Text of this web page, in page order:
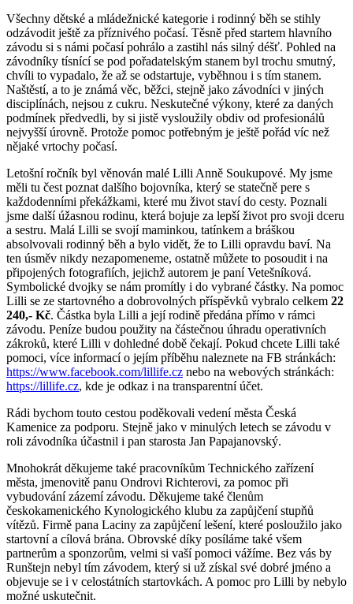
Všechny dětské a mládežnické kategorie i rodinný běh se stihly
odzávodit ještě za příznivého počasí. Těsně před startem hlavního
závodu si s námi počasí pohrálo a zastihl nás silný déšť. Pohled na
závodníky tísnící se pod pořadatelským stanem byl trochu smutný,
chvíli to vypadalo, že až se odstartuje, vyběhnou i s tím stanem.
Naštěstí, a to je známá věc, běžci, stejně jako závodníci v jiných
disciplínách, nejsou z cukru. Neskutečné výkony, které za daných
podmínek předvedli, by si jistě vysloužily obdiv od profesionálů
nejvyšší úrovně. Protože pomoc potřebným je ještě pořád víc než
nějaké vrtochy počasí.
Letošní ročník byl věnován malé Lilli Anně Soukupové. My jsme
měli tu čest poznat dalšího bojovníka, který se statečně pere s
každodenními překážkami, které mu život staví do cesty. Poznali
jsme další úžasnou rodinu, která bojuje za lepší život pro svoji dceru
a sestru. Malá Lilli se svojí maminkou, tatínkem a bráškou
absolvovali rodinný běh a bylo vidět, že to Lilli opravdu baví. Na
ten úsměv nikdy nezapomeneme, ostatně můžete to posoudit i na
připojených fotografiích, jejichž autorem je paní Vetešníková.
Symbolické dvojky se nám promítly i do vybrané částky. Na pomoc
Lilli se ze startovného a dobrovolných příspěvků vybralo celkem 22
240,- Kč. Částka byla Lilli a její rodině předána přímo v rámci
závodu. Peníze budou použity na částečnou úhradu operativních
zákroků, které Lilli v dohledné době čekají. Pokud chcete Lilli také
pomoci, více informací o jejím příběhu naleznete na FB stránkách:
https://www.facebook.com/lillife.cz nebo na webových stránkách:
https://lillife.cz, kde je odkaz i na transparentní účet.
Rádi bychom touto cestou poděkovali vedení města Česká
Kamenice za podporu. Stejně jako v minulých letech se závodu v
roli závodníka účastnil i pan starosta Jan Papajanovský.
Mnohokrát děkujeme také pracovníkům Technického zařízení
města, jmenovitě panu Ondrovi Richterovi, za pomoc při
vybudování zázemí závodu. Děkujeme také členům
českokamenického Kynologického klubu za zapůjčení stupňů
vítězů. Firmě pana Laciny za zapůjčení lešení, které posloužilo jako
startovní a cílová brána. Obrovské díky posíláme také všem
partnerům a sponzorům, velmi si vaší pomoci vážíme. Bez vás by
Runštejn nebyl tím závodem, který si už získal své dobré jméno a
objevuje se i v celostátních startovkách. A pomoc pro Lilli by nebylo
možné uskutečnit.